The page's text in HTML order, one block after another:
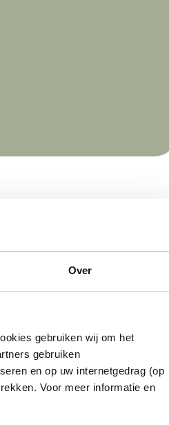
Over
gebruiken wij om het
gebruiken
en op uw internetgedrag (op
Voor meer informatie en